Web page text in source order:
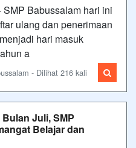
Babussalam hari ini
ulang dan penerimaan
hari masuk
a
- Dilihat 216 kali
Juli, SMP
Belajar dan